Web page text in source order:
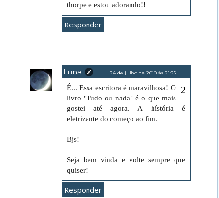
thorpe e estou adorando!!
Responder
Luna 24 de julho de 2010 às 21:25
É... Essa escritora é maravilhosa! O
livro "Tudo ou nada" é o que mais
gostei até agora. A hístória é
eletrizante do começo ao fim.
Bjs!
Seja bem vinda e volte sempre que
quiser!
Responder